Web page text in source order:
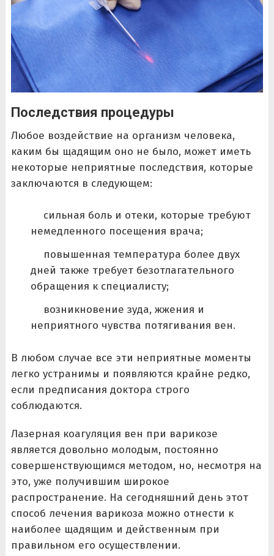
Последствия процедуры
Любое воздействие на организм человека,
каким бы щадящим оно не было, может иметь
некоторые неприятные последствия, которые
заключаются в следующем:
сильная боль и отеки, которые требуют
немедленного посещения врача;
повышенная температура более двух
дней также требует безотлагательного
обращения к специалисту;
возникновение зуда, жжения и
неприятного чувства потягивания вен.
В любом случае все эти неприятные моменты
легко устранимы и появляются крайне редко,
если предписания доктора строго
соблюдаются.
Лазерная коагуляция вен при варикозе
является довольно молодым, постоянно
совершенствующимся методом, но, несмотря на
это, уже получившим широкое
распространение. На сегодняшний день этот
способ лечения варикоза можно отнести к
наиболее щадящим и действенным при
правильном его осуществлении.